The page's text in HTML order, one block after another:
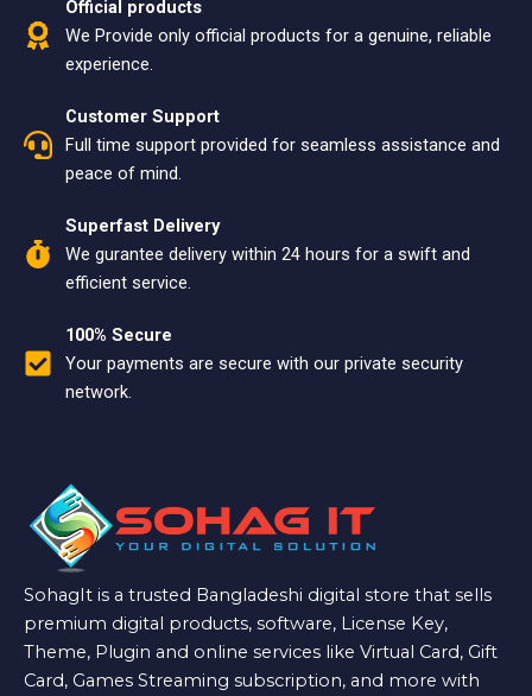
Official products
We Provide only official products for a genuine, reliable
experience.
Customer Support
Full time support provided for seamless assistance and
peace of mind.
Superfast Delivery
We gurantee delivery within 24 hours for a swift and
efficient service.
100% Secure
Your payments are secure with our private security
network.
SohagIt is a trusted Bangladeshi digital store that sells
premium digital products, software, License Key,
Theme, Plugin and online services like Virtual Card, Gift
Card, Games Streaming subscription, and more with